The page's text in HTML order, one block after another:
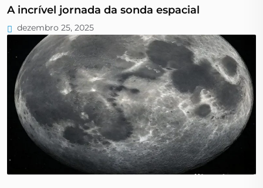
A incrível jornada da sonda espacial
dezembro 25, 2025